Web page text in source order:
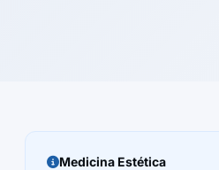
Medicina Estética